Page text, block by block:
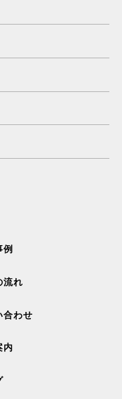
例
流れ
合わせ
内